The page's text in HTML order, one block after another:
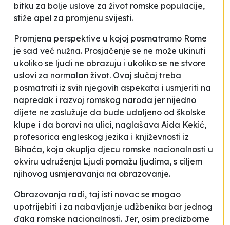
bitku za bolje uslove za život romske populacije,
stiže apel za promjenu svijesti.
Promjena perspektive u kojoj posmatramo Rome
je sad već nužna. Prosjačenje se ne može ukinuti
ukoliko se ljudi ne obrazuju i ukoliko se ne stvore
uslovi za normalan život. Ovaj slučaj treba
posmatrati iz svih njegovih aspekata i usmjeriti na
napredak i razvoj romskog naroda jer nijedno
dijete ne zaslužuje da bude udaljeno od školske
klupe i da boravi na ulici, naglašava Aida Kekić,
profesorica engleskog jezika i književnosti iz
Bihaća, koja okuplja djecu romske nacionalnosti u
okviru udruženja Ljudi pomažu ljudima, s ciljem
njihovog usmjeravanja na obrazovanje.
Obrazovanja radi, taj isti novac se mogao
upotrijebiti i za nabavljanje udžbenika bar jednog
đaka romske nacionalnosti. Jer, osim predizborne